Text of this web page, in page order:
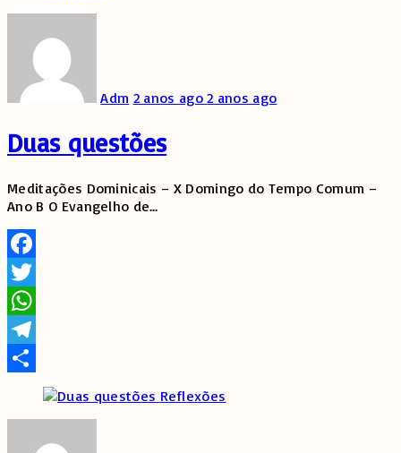
Adm 2 anos ago2 anos ago
Duas questões
Meditações Dominicais – X Domingo do Tempo Comum –
Ano B O Evangelho de…
Facebook
Twitter
WhatsApp
Telegram
Share
Reflexões